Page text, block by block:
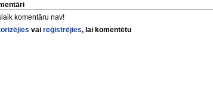
komentāru nav!
vai reģistrējies, lai komentētu